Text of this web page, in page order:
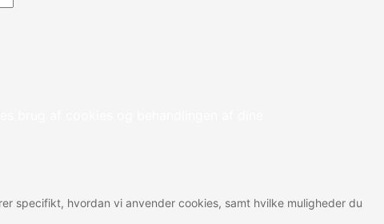
specifikt, hvordan vi anvender cookies, samt hvilke muligheder du